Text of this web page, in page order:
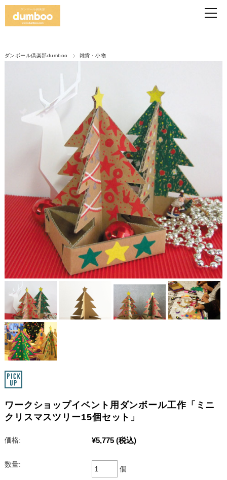
ダンボール倶楽部dumboo 雑貨・小物
ワークショップイベント用ダンボール工作「ミニ
クリスマスツリー15個セット」
価格: ¥5,775 (税込)
数量:
個